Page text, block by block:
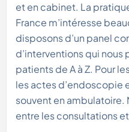
et en cabinet. La
France m’intéresse
disposons d’un panel
d’interventions qui
patients de A à Z. Pour
les actes d’endoscopie
souvent en
entre les consultations